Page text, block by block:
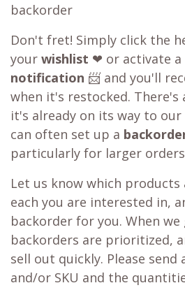
backorder
Don't fret! Simply click the
your wishlist ❤ or activate a
notification 📨 and you'll
when it's restocked.
it's already on its way to
can often set up a
particularly for larger
Let us know which products
each you are interested in,
backorder for you. When
backorders are prioritized,
sell out quickly. Please send
and/or SKU and the